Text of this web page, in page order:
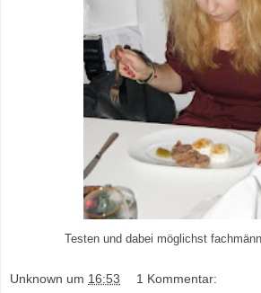
Testen und dabei möglichst
Unknown um 16:53 1 Kommentar: